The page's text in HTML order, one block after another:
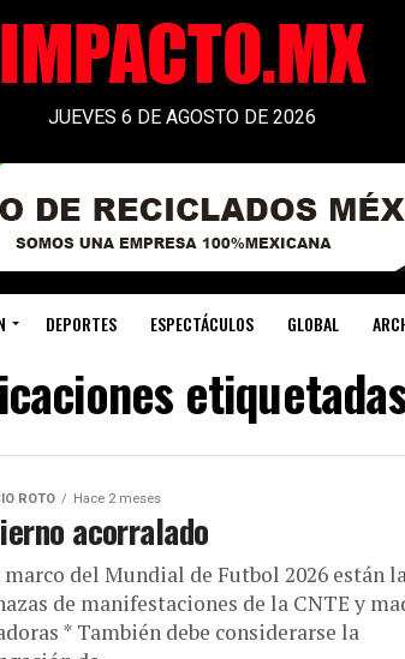
JUEVES 6 DE AGOSTO DE 2026
DEPORTES ESPECTÁCULOS GLOBAL
ROTO Hace 2 meses
acorralado
marco del Mundial de Futbol 2026 están
de manifestaciones de la CNTE y
* También debe considerarse la